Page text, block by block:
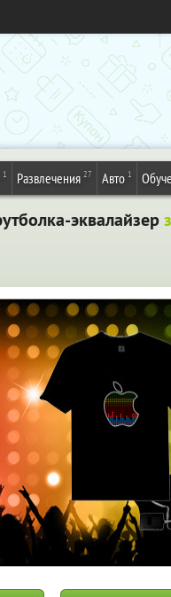
1 Развлечения 27 Авто 1
эквалайзер